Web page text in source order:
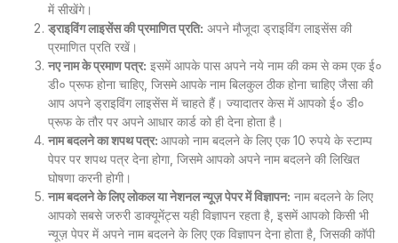
में सीखेंगे।
ड्राइविंग लाइसेंस की प्रमाणित प्रति: अपने मौजूदा ड्राइविंग लाइसेंस की
प्रमाणित प्रति रखें।
नए नाम के प्रमाण पत्र: इसमें आपके पास अपने नये नाम की कम से कम एक ई०
डी० प्रूफ होना चाहिए, जिसमे आपके नाम बिलकुल ठीक होना चाहिए जैसा की
आप अपने ड्राइविंग लाइसेंस में चाहते हैं। ज्यादातर केस में आपको ई० डी०
प्रूफ के तौर पर अपने आधार कार्ड को ही देना होता है।
नाम बदलने का शपथ पत्र: आपको नाम बदलने के लिए एक 10 रुपये के स्टाम्प
पेपर पर शपथ पत्र देना होगा, जिसमे आपको अपने नाम बदलने की लिखित
घोषणा करनी होगी।
नाम बदलने के लिए लोकल या नेशनल न्यूज़ पेपर में विज्ञापन: नाम बदलने के लिए
आपको सबसे जरुरी डाक्यूमेंट्स यही विज्ञापन रहता है, इसमें आपको किसी भी
न्यूज़ पेपर में अपने नाम बदलने के लिए एक विज्ञापन देना होता है, जिसकी कॉपी